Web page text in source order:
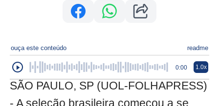
ouça este conteúdo readme
0:00 1.0x
SÃO PAULO, SP (UOL-FOLHAPRESS)
- A seleção brasileira começou a se